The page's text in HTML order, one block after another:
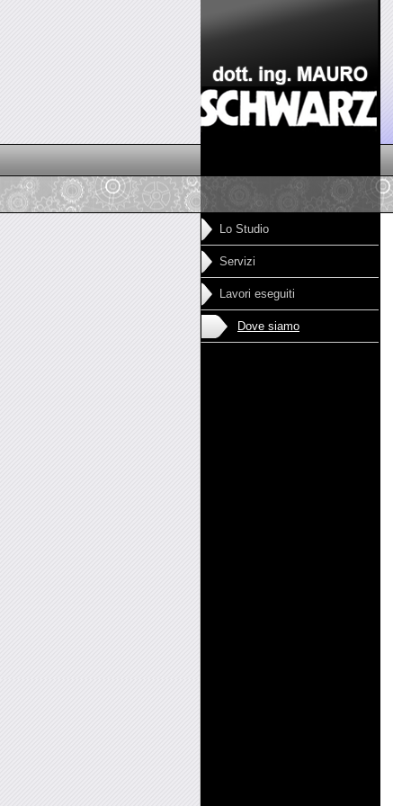
Lo Studio
Servizi
Lavori eseguiti
Dove siamo